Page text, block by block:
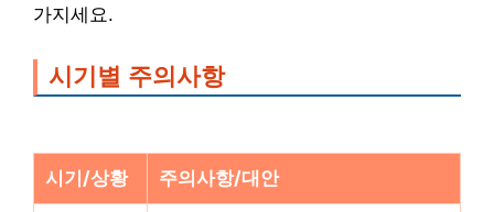
가지세요.
시기별 주의사항
시기/상황 주의사항/대안